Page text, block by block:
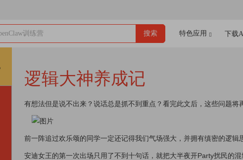
训练营 搜索 特色应用 下载
逻辑大神养成记
有想法但是说不出来？说话总是抓不到重点？看完此文后，这些问题将
前一阵追过欢乐颂的同学一定还记得我们气场强大，并拥有缜密的逻辑
安迪女王的第一次出场只用了不到十句话，就把大半夜开Party扰民的